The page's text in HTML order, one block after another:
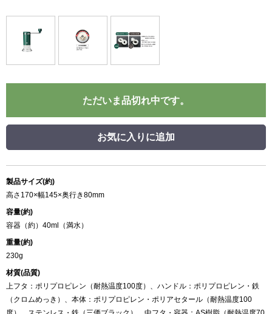
ただいま品切れ中です。
お気に入りに追加
製品サイズ(約)
高さ170×幅145×奥行き80mm
容量(約)
容器（約）40ml（満水）
重量(約)
230g
材質(品質)
上フタ：ポリプロピレン（耐熱温度100度）、ハンドル：ポリプロピレン・鉄
（クロムめっき）、本体：ポリプロピレン・ポリアセタール（耐熱温度100